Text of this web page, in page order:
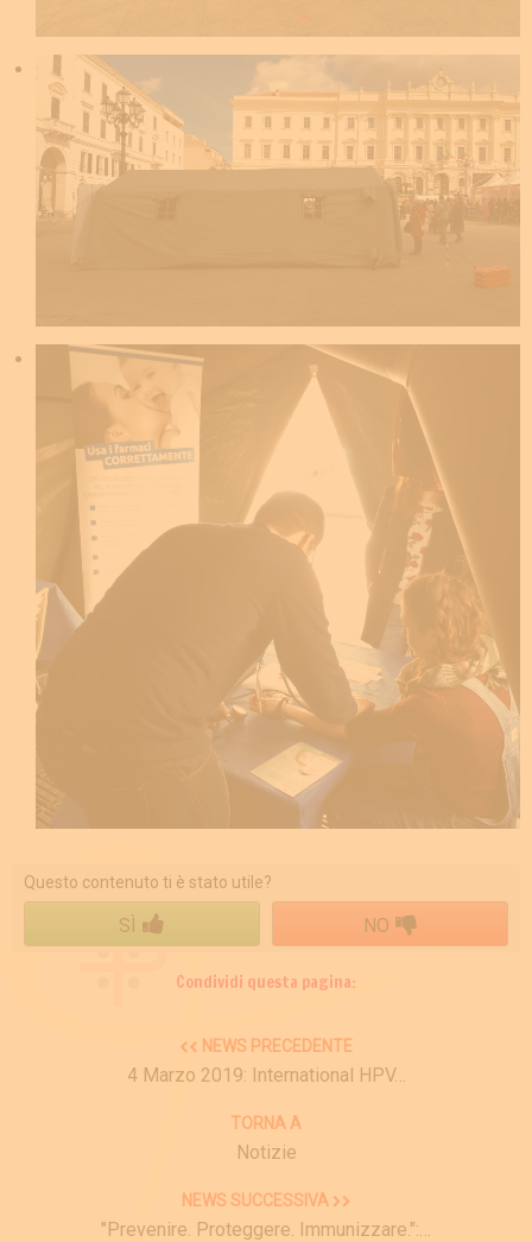
Questo contenuto ti è stato utile?
SÌ NO
Condividi questa pagina:
NEWS PRECEDENTE
4 Marzo 2019: International HPV…
TORNA A
Notizie
NEWS SUCCESSIVA
"Prevenire. Proteggere. Immunizzare.":…